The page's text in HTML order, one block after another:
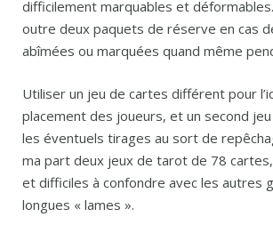
difficilement marquables et
outre deux paquets de réserve en cas
abîmées ou marquées quand même
Utiliser un jeu de cartes différent pour
placement des joueurs, et un second
les éventuels tirages au sort de
ma part deux jeux de tarot de 78
et difficiles à confondre avec les autres
longues « lames ».